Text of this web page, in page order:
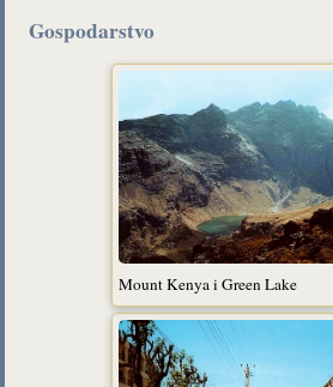
Gospodarstvo
Mount Kenya i Green Lake